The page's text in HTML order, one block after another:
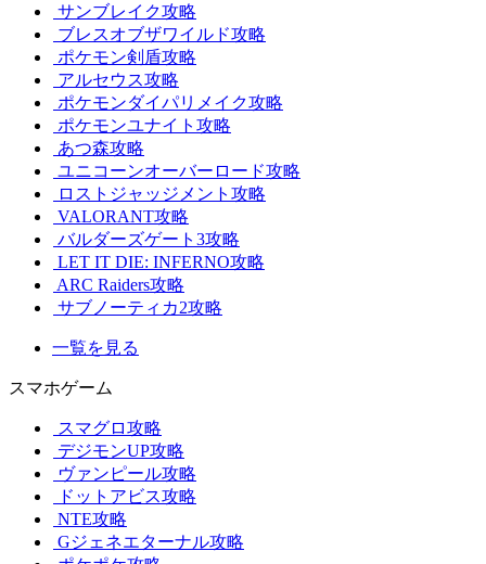
サンブレイク攻略
ブレスオブザワイルド攻略
ポケモン剣盾攻略
アルセウス攻略
ポケモンダイパリメイク攻略
ポケモンユナイト攻略
あつ森攻略
ユニコーンオーバーロード攻略
ロストジャッジメント攻略
VALORANT攻略
バルダーズゲート3攻略
LET IT DIE: INFERNO攻略
ARC Raiders攻略
サブノーティカ2攻略
一覧を見る
スマホゲーム
スマグロ攻略
デジモンUP攻略
ヴァンピール攻略
ドットアビス攻略
NTE攻略
Gジェネエターナル攻略